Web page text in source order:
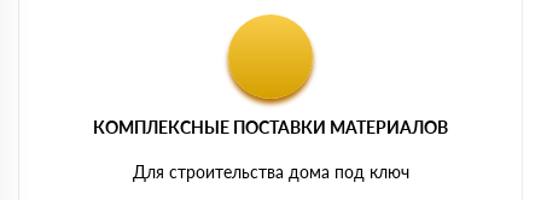
КОМПЛЕКСНЫЕ ПОСТАВКИ МАТЕРИАЛОВ
Для строительства дома под ключ